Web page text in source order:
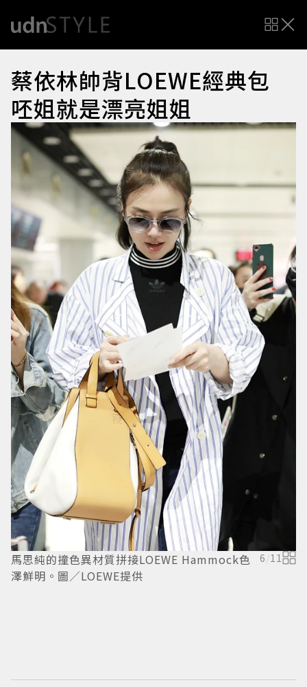
蔡依林帥背LOEWE經典包
呸姐就是漂亮姐姐
馬思純的撞色異材質拼接LOEWE Hammock色
澤鮮明。圖／LOEWE提供
6/11